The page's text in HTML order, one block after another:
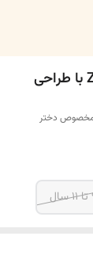
مایو دخترانه اسلیپ قرمز مدل قلبی | برند ZX با طراحی
بسته، ضد آبرفت و رنگ ثابت در ۴ سایز مخصوص دختر